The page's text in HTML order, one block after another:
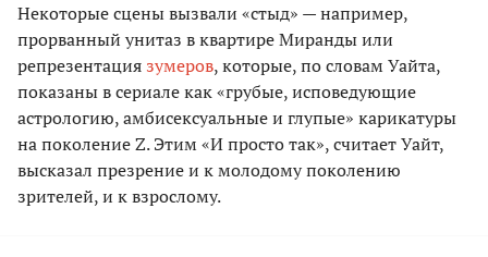
Некоторые сцены вызвали «стыд» — например,
прорванный унитаз в квартире Миранды или
репрезентациязумеров, которые, по словам Уайта,
показаны в сериале как «грубые, исповедующие
астрологию, амбисексуальные и глупые» карикатуры
на поколение Z. Этим «И просто так», считает Уайт,
высказал презрение и к молодому поколению
зрителей, и к взрослому.